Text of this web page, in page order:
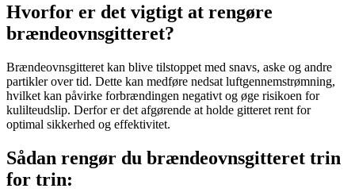
Hvorfor er det vigtigt at rengøre
brændeovnsgitteret?
Brændeovnsgitteret kan blive tilstoppet med snavs, aske og andre
partikler over tid. Dette kan medføre nedsat luftgennemstrømning,
hvilket kan påvirke forbrændingen negativt og øge risikoen for
kulilteudslip. Derfor er det afgørende at holde gitteret rent for
optimal sikkerhed og effektivitet.
Sådan rengør du brændeovnsgitteret trin
for trin: